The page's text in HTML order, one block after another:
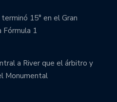
15° en el Gran
Fórmula 1
a River que el árbitro y
Monumental